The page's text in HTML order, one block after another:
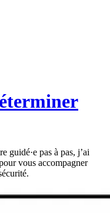
guidé·e pas à pas, j’ai
vous accompagner